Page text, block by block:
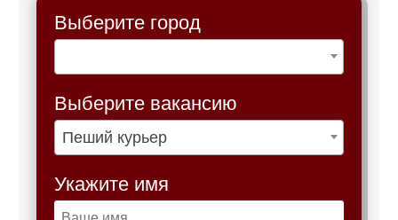
Выберите город
Выберите вакансию
Пеший курьер
Укажите имя